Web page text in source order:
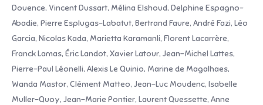
Douence, Vincent Dussart, Mélina Elshoud, Delphine Espagno-
Abadie, Pierre Esplugas-Labatut, Bertrand Faure, André Fazi, Léo
Garcia, Nicolas Kada, Marietta Karamanli, Florent Lacarrère,
Franck Lamas, Éric Landot, Xavier Latour, Jean-Michel Lattes,
Pierre-Paul Léonelli, Alexis Le Quinio, Marine de Magalhaes,
Wanda Mastor, Clément Matteo, Jean-Luc Moudenc, Isabelle
Muller-Quoy, Jean-Marie Pontier, Laurent Quessette, Anne